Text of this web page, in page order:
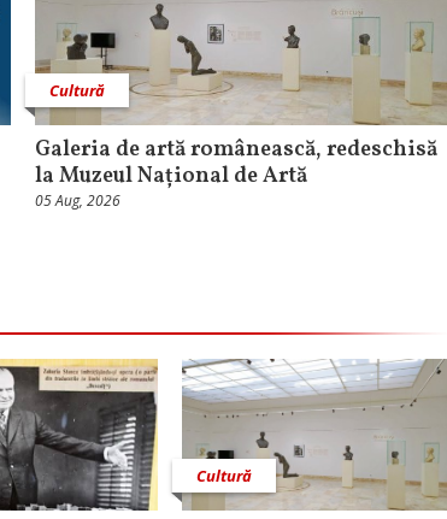
Cultură
Galeria de artă românească, redeschisă
la Muzeul Național de Artă
05 Aug, 2026
Cultură